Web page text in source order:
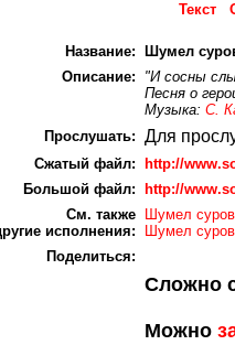
Текст
Название:
Шумел
Описание:
"И сосны
Песня о
Музыка: С.
Прослушать: Для
Cжатый файл:
http://
Большой файл:
http://
См. также
исполнения:
Шумел
Шумел
Поделиться:
Сложно
Можно